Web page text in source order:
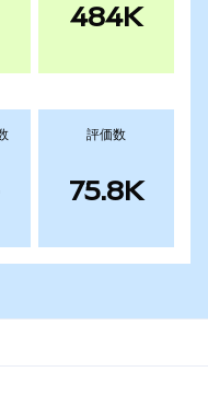
484K
評価数
75.8K